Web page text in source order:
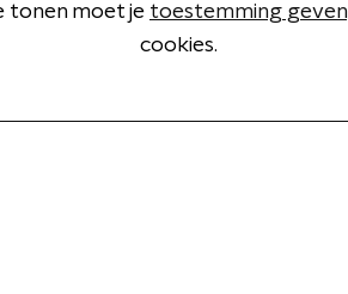
tonen moet je toestemming geven
cookies.